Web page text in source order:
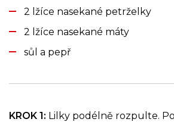
2 lžíce nasekané petrželky
2 lžíce nasekané máty
sůl a pepř
KROK 1: Lilky podélně rozpulte.